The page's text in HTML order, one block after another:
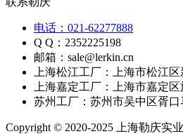
电话：021-62277888
Q Q：2352225198
邮箱：sale@lerkin.cn
上海松江工厂：上海市松江
上海嘉定工厂：上海市嘉定
苏州工厂：苏州市吴中区胥口
Copyright © 2020-2025 上海勒庆实